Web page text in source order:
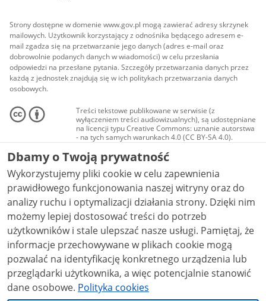
Strony dostępne w domenie www.gov.pl mogą zawierać adresy skrzynek
mailowych. Użytkownik korzystający z odnośnika będącego adresem e-
mail zgadza się na przetwarzanie jego danych (adres e-mail oraz
dobrowolnie podanych danych w wiadomości) w celu przesłania
odpowiedzi na przesłane pytania. Szczegóły przetwarzania danych przez
każdą z jednostek znajdują się w ich politykach przetwarzania danych
osobowych.
Treści tekstowe publikowane w serwisie (z
wyłączeniem treści audiowizualnych), są udostępniane
na licencji typu Creative Commons: uznanie autorstwa
- na tych samych warunkach 4.0 (CC BY-SA 4.0).
Materiały audiowizualne, w tym zdjęcia, materiały
audio i wideo, są udostępniane na licencji typu
Creative Commons: uznanie autorstwa użycie
niekomercyjne - bez utworów zależnych 4.0 (CC BY-
NC-ND 4.0), o ile nie jest to stwierdzone inaczej.
Dbamy o Twoją prywatność
Wykorzystujemy pliki cookie w celu zapewnienia
prawidłowego funkcjonowania naszej witryny oraz do
analizy ruchu i optymalizacji działania strony. Dzięki nim
możemy lepiej dostosować treści do potrzeb
użytkowników i stale ulepszać nasze usługi. Pamiętaj, że
informacje przechowywane w plikach cookie mogą
pozwalać na identyfikację konkretnego urządzenia lub
przeglądarki użytkownika, a więc potencjalnie stanowić
dane osobowe. Polityka cookies